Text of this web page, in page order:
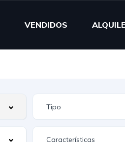
VENDIDOS
Características